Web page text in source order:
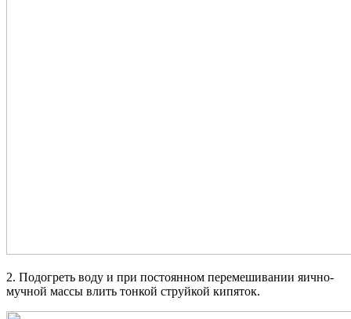
2. Подогреть воду и при постоянном перемешивании яично-
мучной массы влить тонкой струйкой кипяток.